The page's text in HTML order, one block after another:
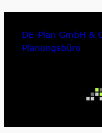
DE-Plan GmbH &
Planungsbüro